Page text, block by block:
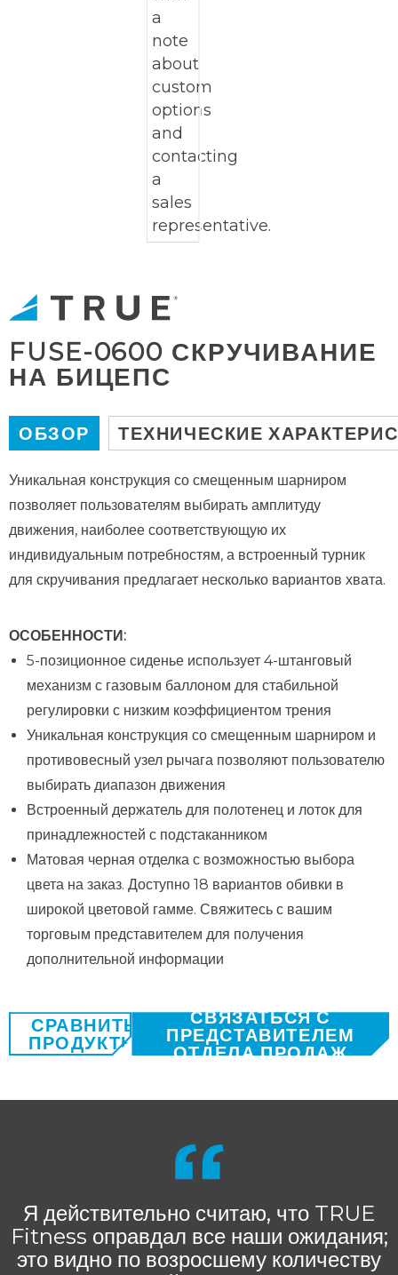
FUSE-0600 СКРУЧИВАНИЕ
НА БИЦЕПС
ОБЗОР ТЕХНИЧЕСКИЕ
Уникальная конструкция со смещенным шарниром
позволяет пользователям выбирать амплитуду
движения, наиболее соответствующую их
индивидуальным потребностям, а встроенный турник
для скручивания предлагает несколько вариантов хвата.
ОСОБЕННОСТИ:
5-позиционное сиденье использует 4-штанговый
механизм с газовым баллоном для стабильной
регулировки с низким коэффициентом трения
Уникальная конструкция со смещенным шарниром и
противовесный узел рычага позволяют пользователю
выбирать диапазон движения
Встроенный держатель для полотенец и лоток для
принадлежностей с подстаканником
Матовая черная отделка с возможностью выбора
цвета на заказ. Доступно 18 вариантов обивки в
широкой цветовой гамме. Свяжитесь с вашим
торговым представителем для получения
дополнительной информации
СРАВНИТЬ
ПРОДУКТЫ
СВЯЗАТЬСЯ С
ПРЕДСТАВИТЕЛЕМ
ОТДЕЛА ПРОДАЖ
Я действительно считаю, что TRUE
Fitness оправдал все наши ожидания;
это видно по возросшему количеству